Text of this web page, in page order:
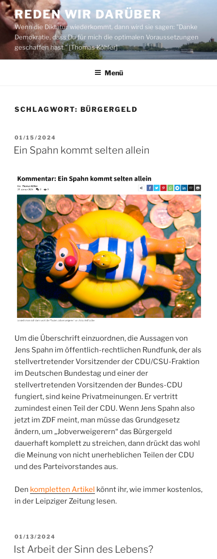
Zum
Inhalt
springen
REDEN WIR DARÜBER
Wenn die Diktatur wiederkommt, dann wird sie sagen: "Danke
Demokratie, dass Du für mich die optimalen Voraussetzungen
geschaffen hast." [Thomas Köhler]
Menü
SCHLAGWORT: BÜRGERGELD
VERÖFFENTLICHT
AM
01/15/2024
Ein Spahn kommt selten allein
Um die Überschrift einzuordnen, die Aussagen von
Jens Spahn im öffentlich-rechtlichen Rundfunk, der als
stellvertretender Vorsitzender der CDU/CSU-Fraktion
im Deutschen Bundestag und einer der
stellvertretenden Vorsitzenden der Bundes-CDU
fungiert, sind keine Privatmeinungen. Er vertritt
zumindest einen Teil der CDU. Wenn Jens Spahn also
jetzt im ZDF meint, man müsse das Grundgesetz
ändern, um „Jobverweigerern“ das Bürgergeld
dauerhaft komplett zu streichen, dann drückt das wohl
die Meinung von nicht unerheblichen Teilen der CDU
und des Parteivorstandes aus.
Den kompletten Artikel könnt ihr, wie immer kostenlos,
in der Leipziger Zeitung lesen.
VERÖFFENTLICHT
AM
01/13/2024
Ist Arbeit der Sinn des Lebens?